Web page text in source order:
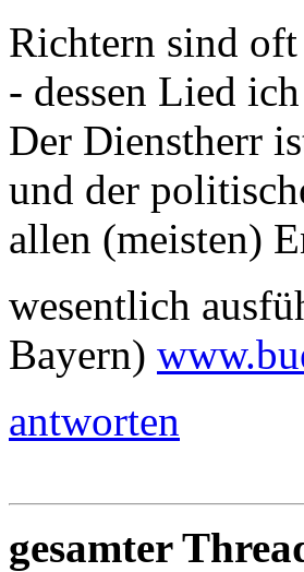
Richtern sind
- dessen Lied
Der Dienstherr
und der
allen (meisten)
wesentlich
Bayern)
antworten
gesamter